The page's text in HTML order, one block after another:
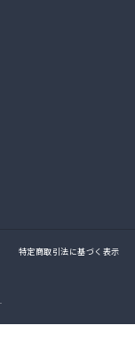
特定商取引法に基づく表示